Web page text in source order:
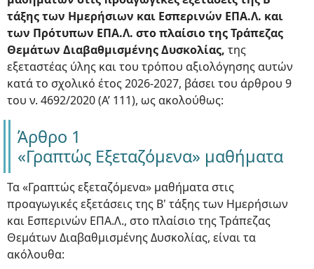
τάξης των Ημερήσιων και Εσπερινών ΕΠΑ.Λ. και
των Πρότυπων ΕΠΑ.Λ. στο πλαίσιο της Τράπεζας
Θεμάτων Διαβαθμισμένης Δυσκολίας, της
εξεταστέας ύλης και του τρόπου αξιολόγησης αυτών
κατά το σχολικό έτος 2026-2027, βάσει του άρθρου 9
του ν. 4692/2020 (Α’ 111), ως ακολούθως:
Άρθρο 1
«Γραπτώς Εξεταζόμενα» μαθήματα
Τα «Γραπτώς εξεταζόμενα» μαθήματα στις
προαγωγικές εξετάσεις της Β' τάξης των Ημερήσιων
και Εσπερινών ΕΠΑ.Λ., στο πλαίσιο της Τράπεζας
Θεμάτων Διαβαθμισμένης Δυσκολίας, είναι τα
ακόλουθα: